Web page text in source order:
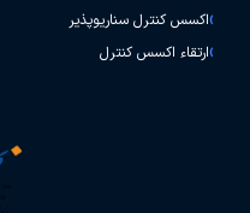
اکسس کنترل سناریوپذیر
ارتقاء اکسس کنترل